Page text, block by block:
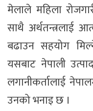
मेलाले महिला
साथै अर्थतन्त्रलाई
बढाउन सहयोग
यसबाट नेपाली
लगानीकर्तालाई
उनको भनाइ छ ।